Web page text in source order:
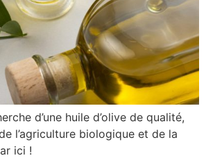
d’une huile d’olive de qualité,
l’agriculture biologique et de la
ici !